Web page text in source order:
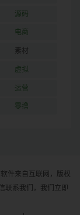
源码
电商
素材
虚拟
运营
零撸
件来自互联网，版权
联系我们，我们立即